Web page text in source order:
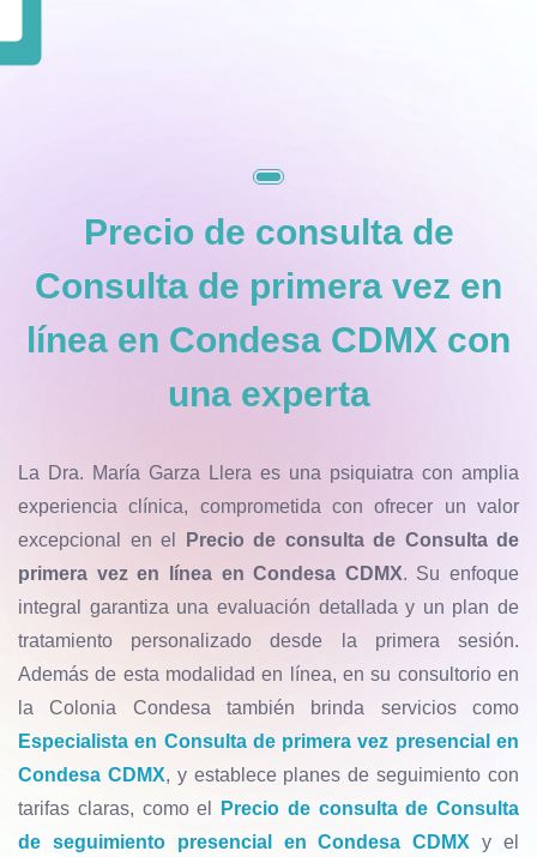
Precio de consulta de
Consulta de primera vez en
línea en Condesa CDMX con
una experta
La Dra. María Garza Llera es una psiquiatra con amplia
experiencia clínica, comprometida con ofrecer un valor
excepcional en el
Precio de consulta de Consulta de
primera vez en línea en Condesa CDMX. Su enfoque
integral garantiza una evaluación detallada y un plan de
tratamiento personalizado desde la primera sesión.
Además de esta modalidad en línea, en su consultorio en
la Colonia Condesa también brinda servicios como
Especialista en Consulta de primera vez presencial en
Condesa CDMX, y establece planes de seguimiento con
tarifas claras, como el
Precio de consulta de Consulta
de seguimiento presencial en Condesa CDMX y el